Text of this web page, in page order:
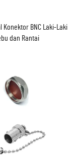
BNC Laki-Laki
dan Rantai